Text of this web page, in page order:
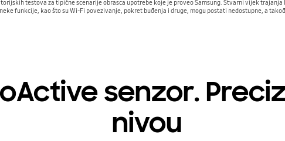
testova za tipične scenarije obrasca upotrebe koje je proveo Samsung. Stvarni vijek
funkcije, kao što su Wi-Fi povezivanje, pokret buđenja i druge, mogu postati nedostupne, a
senzor.
nivou